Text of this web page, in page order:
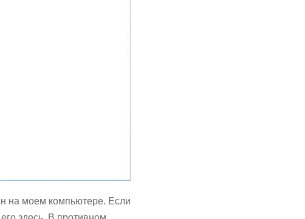
на моем компьютере. Если